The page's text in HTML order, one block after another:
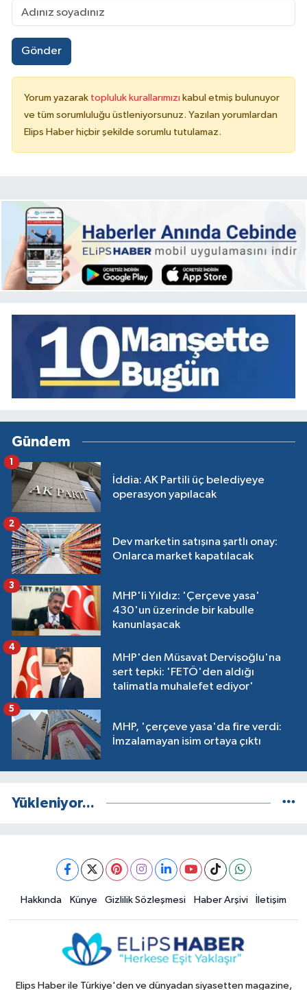
Gönder
Yorum yazarak topluluk kurallarımızı kabul etmiş bulunuyor
ve tüm sorumluluğu üstleniyorsunuz. Yazılan yorumlardan
Elips Haber hiçbir şekilde sorumlu tutulamaz.
Gündem
İddia: AK Partili üç belediyeye
operasyon yapılacak
1
Dev marketin satışına şartlı onay:
Onlarca market kapatılacak
2
MHP'li Yıldız: 'Çerçeve yasa'
430'un üzerinde bir kabulle
kanunlaşacak
3
MHP'den Müsavat Dervişoğlu'na
sert tepki: 'FETÖ'den aldığı
talimatla muhalefet ediyor'
4
MHP, 'çerçeve yasa'da fire verdi:
İmzalamayan isim ortaya çıktı
5
Yükleniyor...
Hakkında Künye Gizlilik Sözleşmesi Haber Arşivi İletişim
Elips Haber ile Türkiye'den ve dünyadan siyasetten magazine,